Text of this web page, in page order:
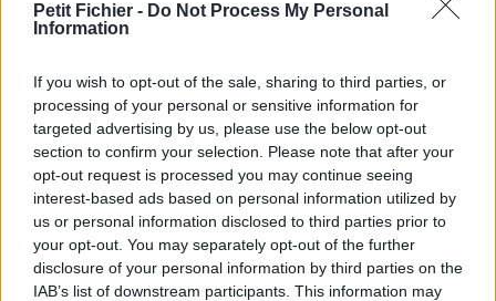
Petit Fichier - Do Not Process My Personal
Information
If you wish to opt-out of the sale, sharing to third parties, or
processing of your personal or sensitive information for
targeted advertising by us, please use the below opt-out
section to confirm your selection. Please note that after your
opt-out request is processed you may continue seeing
interest-based ads based on personal information utilized by
us or personal information disclosed to third parties prior to
your opt-out. You may separately opt-out of the further
disclosure of your personal information by third parties on the
IAB’s list of downstream participants. This information may
Scrap-Picture / 10.barri?re.png
Scrap-Picture / 11.carte.png
Scrap-Picture / 12.fleur2.png
Scrap-Picture / 13.fleur3.png
Scrap-Picture / 14.papillon.png
Scrap-Picture / 15.wordart.png
Scrap-Picture / 2.fond2.png
Scrap-Picture / 3.grillage.png
Scrap-Picture / 4.papier.png
Scrap-Picture / 5.cadre.png
Scrap-Picture / 6.couronne.png
Scrap-Picture / 7.herbe.png